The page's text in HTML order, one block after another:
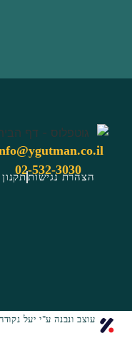
info@ygutman.co.il
02-532-3030
הצהרת נגישותתקנון
עוצב ונבנה ע"י יעל נקודה קום